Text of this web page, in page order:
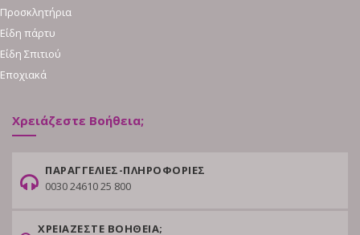
Προσκλητήρια
Είδη πάρτυ
Είδη Σπιτιού
Εποχιακά
Χρειάζεστε Βοήθεια;
ΠΑΡΑΓΓΕΛΙΕΣ-ΠΛΗΡΟΦΟΡΙΕΣ
0030 24610 25 800
ΧΡΕΙΑΖΕΣΤΕ ΒΟΗΘΕΙΑ;